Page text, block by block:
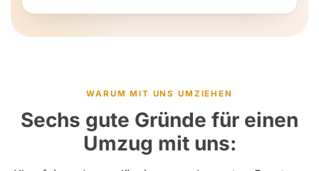
WARUM MIT UNS UMZIEHEN
Sechs gute Gründe für einen
Umzug mit uns: